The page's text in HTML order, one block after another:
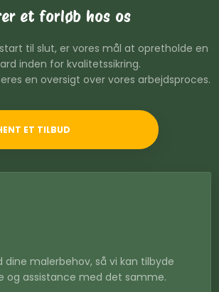
et forløb hos os
til slut, er vores mål at opretholde en
inden for kvalitetssikring.
en oversigt over vores arbejdsproces.
ET TILBUD
dine malerbehov, så vi kan tilbyde
og assistance med det samme.